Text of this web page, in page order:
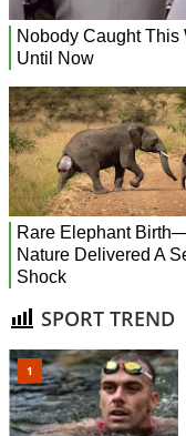
SPORT TREND